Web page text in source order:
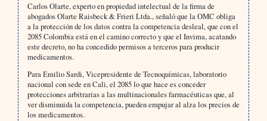
Carlos Olarte, experto en propiedad intelectual de la firma de
abogados Olarte Raisbeck & Frieri Ltda., señaló que la OMC obliga
a la protección de los datos contra la competencia desleal, que con el
2085 Colombia está en el camino correcto y que el Invima, acatando
este decreto, no ha concedido permisos a terceros para producir
medicamentos.
Para Emilio Sardi, Vicepresidente de Tecnoquímicas, laboratorio
nacional con sede en Cali, el 2085 lo que hace es conceder
protecciones arbitrarias a las multinacionales farmacéuticas que, al
ver disminuida la competencia, pueden empujar al alza los precios de
los medicamentos.